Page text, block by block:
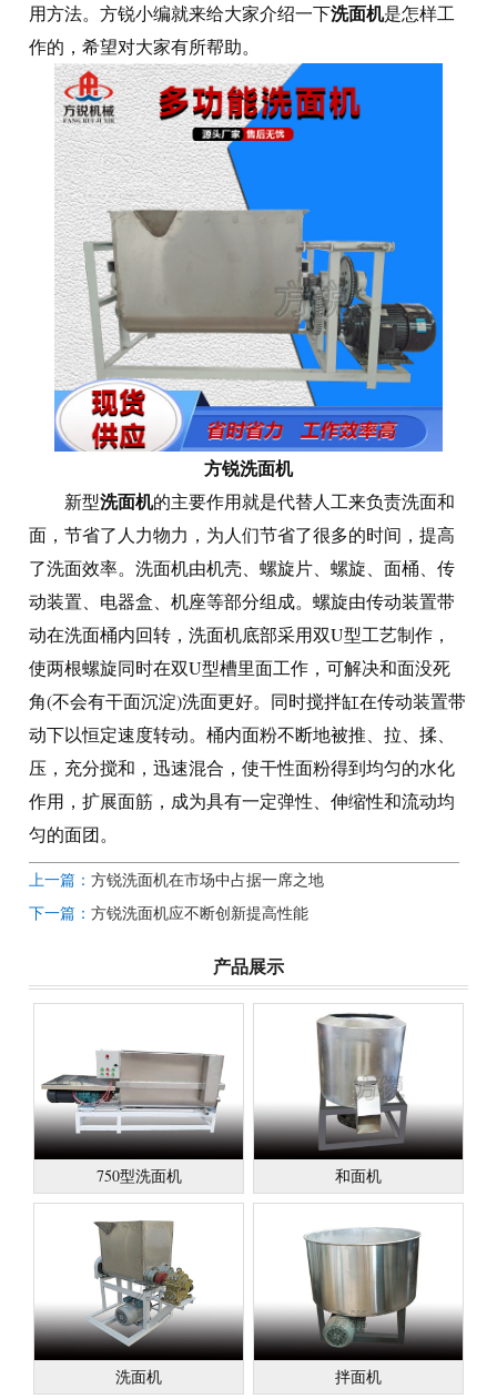
用方法。方锐小编就来给大家介绍一下洗面机是怎样工
作的，希望对大家有所帮助。
方锐洗面机
新型洗面机的主要作用就是代替人工来负责洗面和
面，节省了人力物力，为人们节省了很多的时间，提高
了洗面效率。洗面机由机壳、螺旋片、螺旋、面桶、传
动装置、电器盒、机座等部分组成。螺旋由传动装置带
动在洗面桶内回转，洗面机底部采用双U型工艺制作，
使两根螺旋同时在双U型槽里面工作，可解决和面没死
角(不会有干面沉淀)洗面更好。同时搅拌缸在传动装置带
动下以恒定速度转动。桶内面粉不断地被推、拉、揉、
压，充分搅和，迅速混合，使干性面粉得到均匀的水化
作用，扩展面筋，成为具有一定弹性、伸缩性和流动均
匀的面团。
上一篇：方锐洗面机在市场中占据一席之地
下一篇：方锐洗面机应不断创新提高性能
产品展示
750型洗面机 和面机
洗面机 拌面机